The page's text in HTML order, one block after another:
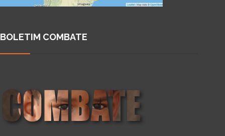
BOLETIM COMBATE